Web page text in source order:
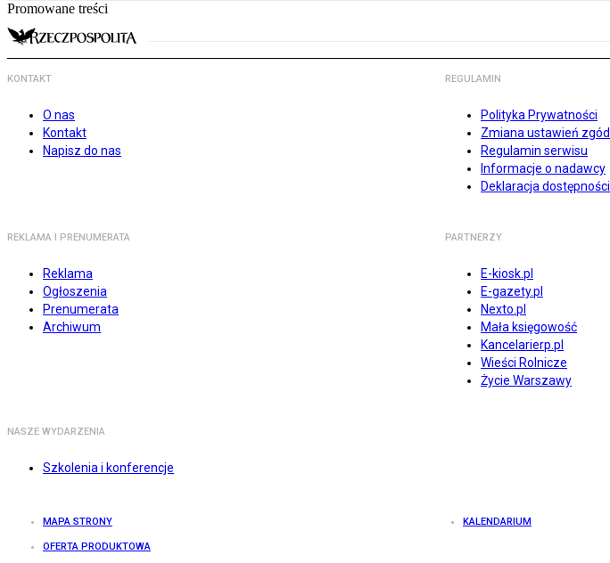
Promowane treści
KONTAKT
O nas
Kontakt
Napisz do nas
REGULAMIN
Polityka Prywatności
Zmiana ustawień zgód
Regulamin serwisu
Informacje o nadawcy
Deklaracja dostępności
REKLAMA I PRENUMERATA
Reklama
Ogłoszenia
Prenumerata
Archiwum
PARTNERZY
E-kiosk.pl
E-gazety.pl
Nexto.pl
Mała księgowość
Kancelarierp.pl
Wieści Rolnicze
Życie Warszawy
NASZE WYDARZENIA
Szkolenia i konferencje
MAPA STRONY KALENDARIUM
OFERTA PRODUKTOWA